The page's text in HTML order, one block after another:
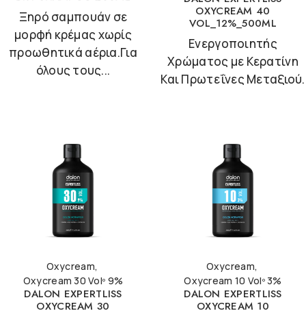
Ξηρό σαμπουάν σε
μορφή κρέμας χωρίς
προωθητικά αέρια.Για
όλους τους...
OXYCREAM 40
VOL_12%_500ML
Ενεργοποιητής
Χρώματος με Κερατίνη
Και Πρωτεΐνες Μεταξιού.
Oxycream,
Oxycream 30 Volº 9%
DALON EXPERTLISS
OXYCREAM 30
Oxycream,
Oxycream 10 Volº 3%
DALON EXPERTLISS
OXYCREAM 10